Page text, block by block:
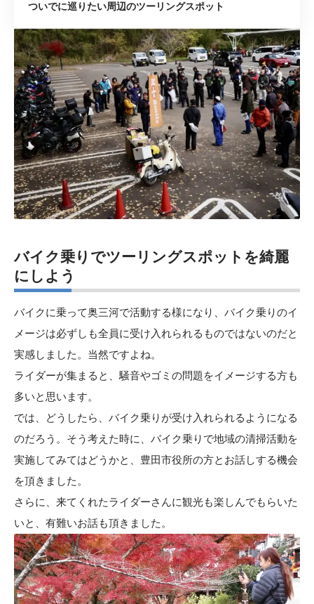
ついでに巡りたい周辺のツーリングスポット
バイク乗りでツーリングスポットを綺麗
にしよう
バイクに乗って奥三河で活動する様になり、バイク乗りのイ
メージは必ずしも全員に受け入れられるものではないのだと
実感しました。当然ですよね。
ライダーが集まると、騒音やゴミの問題をイメージする方も
多いと思います。
では、どうしたら、バイク乗りが受け入れられるようになる
のだろう。そう考えた時に、バイク乗りで地域の清掃活動を
実施してみてはどうかと、豊田市役所の方とお話しする機会
を頂きました。
さらに、来てくれたライダーさんに観光も楽しんでもらいた
いと、有難いお話も頂きました。